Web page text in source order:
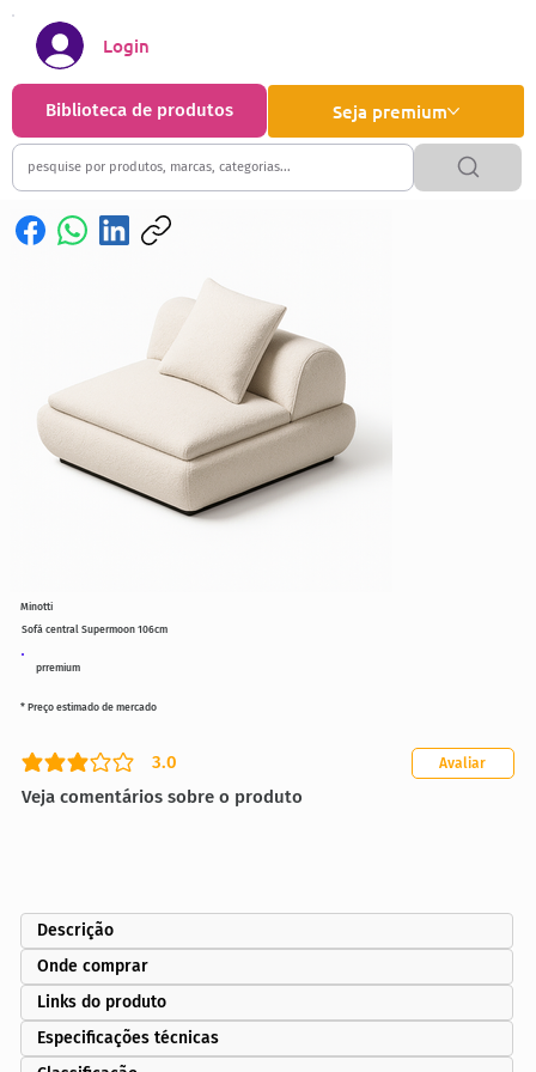
Seja premium
Biblioteca de produtos
Login
prremium
Sofá central Supermoon 106cm
3.0
classificação média é 3 de 5
Veja comentários sobre o produto
Avaliar
* Preço estimado de mercado
Minotti
Descrição
Onde comprar
Links do produto
Especificações técnicas